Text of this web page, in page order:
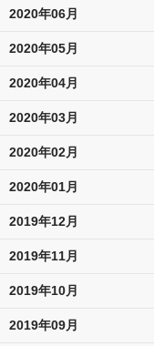
2020年06月
2020年05月
2020年04月
2020年03月
2020年02月
2020年01月
2019年12月
2019年11月
2019年10月
2019年09月